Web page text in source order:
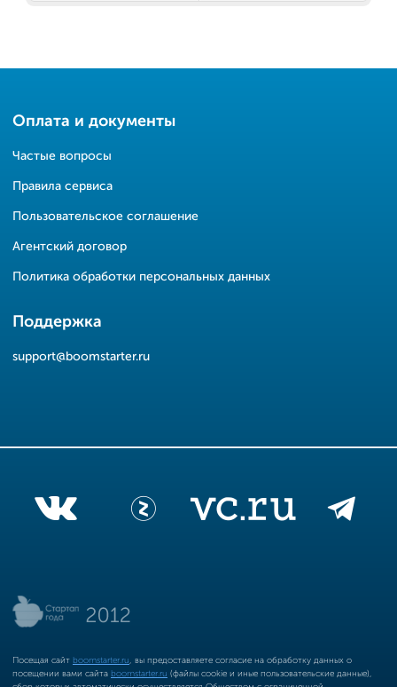
Оплата и документы
Частые вопросы
Правила сервиса
Пользовательское соглашение
Агентский договор
Политика обработки персональных данных
Поддержка
support@boomstarter.ru
Посещая сайт boomstarter.ru , вы предоставляете согласие на обработку данных о
посещении вами сайта boomstarter.ru (файлы cookie и иные пользовательские данные),